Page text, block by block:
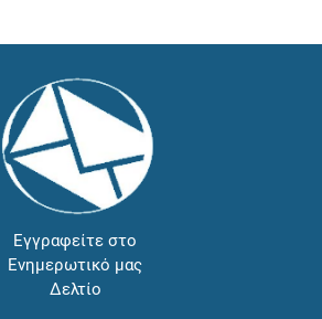
Εγγραφείτε στο
Ενημερωτικό μας
Δελτίο